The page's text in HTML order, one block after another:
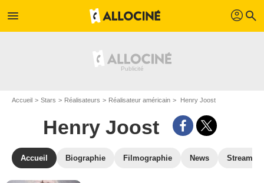
menu profil search
Accueil Stars Réalisateurs Réalisateur américain Henry Joost
Henry Joost
Accueil Biographie Filmographie News Streaming